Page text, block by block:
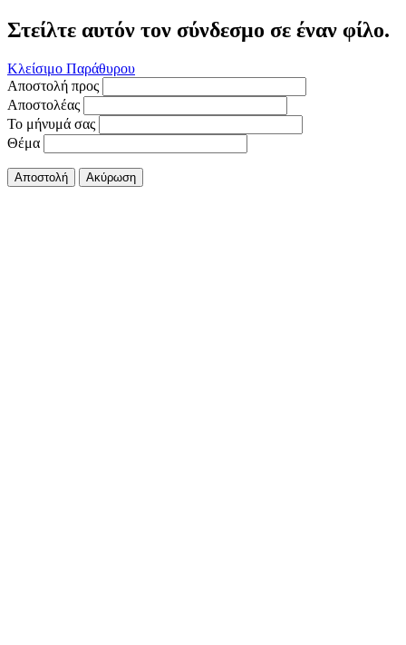
Στείλτε αυτόν τον σύνδεσμο σε έναν φίλο.
Κλείσιμο Παράθυρου
Αποστολή προς
Αποστολέας
Το μήνυμά σας
Θέμα
Αποστολή Ακύρωση